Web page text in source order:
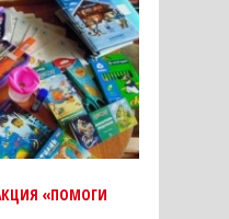
«ПОМОГИ